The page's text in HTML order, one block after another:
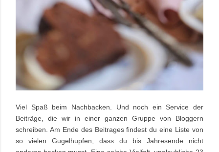
Viel Spaß beim Nachbacken. Und noch ein Service der
Beiträge, die wir in einer ganzen Gruppe von Bloggern
schreiben. Am Ende des Beitrages findest du eine Liste von
so vielen Gugelhupfen, dass du bis Jahresende nicht